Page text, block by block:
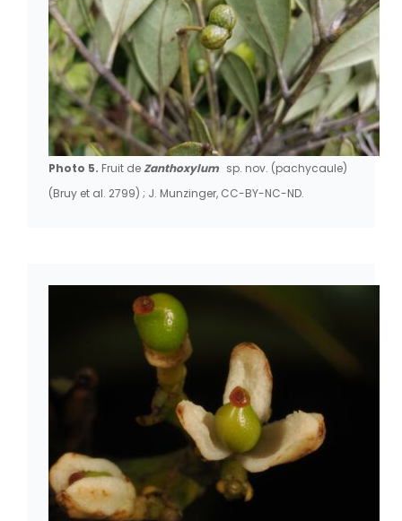
Photo 5. Fruit deZanthoxylum sp. nov. (pachycaule)
(Bruy et al. 2799) ; J. Munzinger, CC-BY-NC-ND.